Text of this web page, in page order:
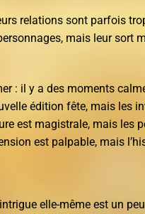
relations sont parfois
mais leur sort
: il y a des moments
édition fête, mais les
est magistrale, mais les
est palpable, mais
elle-même est un